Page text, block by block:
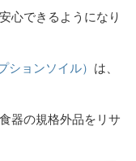
心できるようになり
ションソイル） は、
器の規格外品をリサ